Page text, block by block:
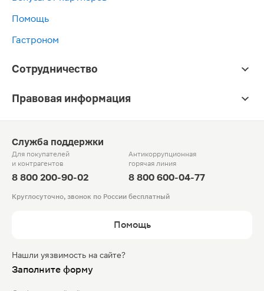
Помощь
Гастроном
Сотрудничество
Правовая информация
Служба поддержки
Для покупателей
и контрагентов
8 800 200-90-02
Антикоррупционная
горячая линия
8 800 600-04-77
Круглосуточно, звонок по России бесплатный
Помощь
Нашли уязвимость на сайте?
Заполните форму